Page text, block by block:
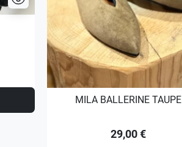
MILA BALLERINE TAUPE
29,00 €